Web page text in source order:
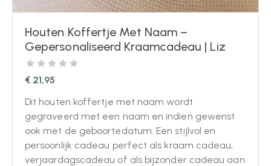
Houten Koffertje Met Naam –
Gepersonaliseerd Kraamcadeau | Liz
€ 21,95
Dit houten koffertje met naam wordt
gegraveerd met een naam en indien gewenst
ook met de geboortedatum. Een stijlvol en
persoonlijk cadeau perfect als kraam cadeau,
verjaardagscadeau of als bijzonder cadeau aan